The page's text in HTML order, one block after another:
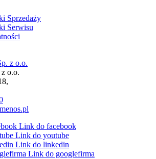
Sprzedaży
Serwisu
o.o.
,
Link do facebook
Link do youtube
Link do linkedin
Link do googlefirma